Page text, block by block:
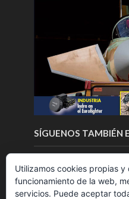
SÍGUENOS TAMBIÉN
Utilizamos cookies propias
funcionamiento de la web,
servicios. Puede aceptar